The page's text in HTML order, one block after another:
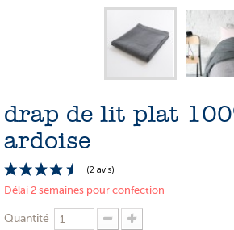
NOS CLIENTS ONT DU TALENT
A PROPOS
LE SHOWROOM
drap de lit plat
ardoise
Délai 2 semaines pour confection
Quantité